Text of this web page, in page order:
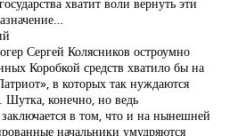
Сергей Колясников остроумно
Коробкой средств хватило бы на
в которых так нуждаются
конечно, но ведь
в том, что и на нынешней
начальники умудряются